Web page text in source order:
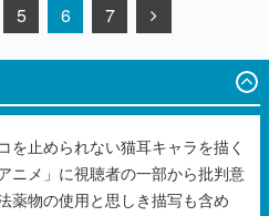
5 6 7
を止められない猫耳キャラを描く
ニメ」に視聴者の一部から批判意
薬物の使用と思しき描写も含め